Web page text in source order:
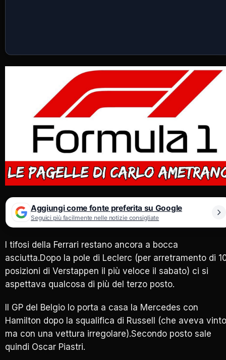
Aggiungi come fonte preferita su Google
Seguici più facilmente nelle notizie consigliate
I tifosi della Ferrari restano ancora a bocca
asciutta.Dopo la pole di Leclerc (per arretramento di
posizioni di Verstappen il più veloce il sabato) ci si
aspettava qualcosa di più del terzo posto.
Il GP del Belgio lo porta a casa la Mercedes con
Hamilton dopo la squalifica di Russell (che aveva vinto
ma con una vettura irregolare).Secondo posto sale
quindi Oscar Piastri.